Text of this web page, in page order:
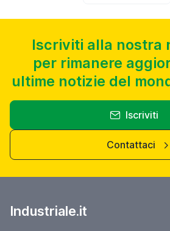
Iscriviti alla nostra
per rimanere
ultime notizie del
Iscriviti
Contattaci
Industriale.it